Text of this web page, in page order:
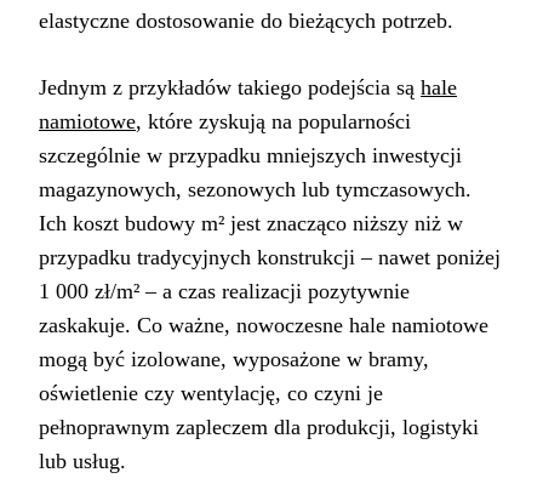
elastyczne dostosowanie do bieżących potrzeb.
Jednym z przykładów takiego podejścia są hale
namiotowe, które zyskują na popularności
szczególnie w przypadku mniejszych inwestycji
magazynowych, sezonowych lub tymczasowych.
Ich koszt budowy m² jest znacząco niższy niż w
przypadku tradycyjnych konstrukcji – nawet poniżej
1 000 zł/m² – a czas realizacji pozytywnie
zaskakuje. Co ważne, nowoczesne hale namiotowe
mogą być izolowane, wyposażone w bramy,
oświetlenie czy wentylację, co czyni je
pełnoprawnym zapleczem dla produkcji, logistyki
lub usług.